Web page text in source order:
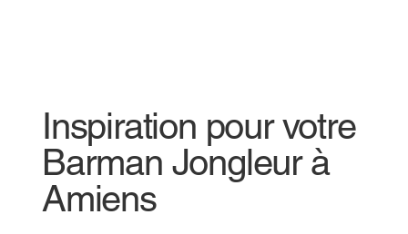
Inspiration pour votre
Barman Jongleur à
Amiens